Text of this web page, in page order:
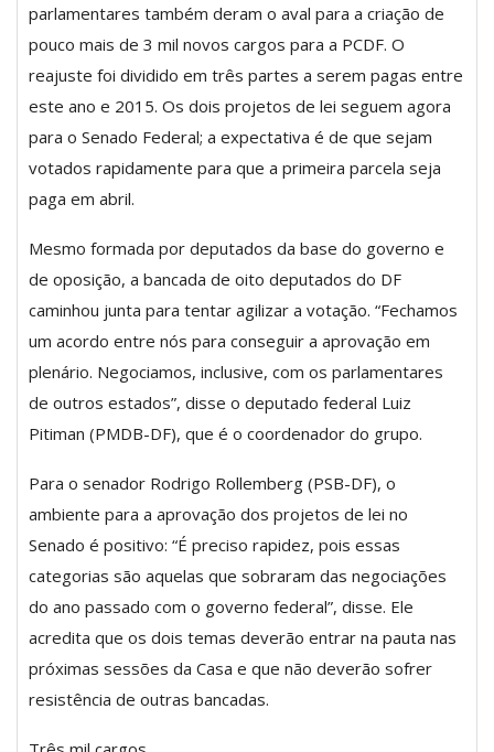
parlamentares também deram o aval para a criação de
pouco mais de 3 mil novos cargos para a PCDF. O
reajuste foi dividido em três partes a serem pagas entre
este ano e 2015. Os dois projetos de lei seguem agora
para o Senado Federal; a expectativa é de que sejam
votados rapidamente para que a primeira parcela seja
paga em abril.
Mesmo formada por deputados da base do governo e
de oposição, a bancada de oito deputados do DF
caminhou junta para tentar agilizar a votação. “Fechamos
um acordo entre nós para conseguir a aprovação em
plenário. Negociamos, inclusive, com os parlamentares
de outros estados”, disse o deputado federal Luiz
Pitiman (PMDB-DF), que é o coordenador do grupo.
Para o senador Rodrigo Rollemberg (PSB-DF), o
ambiente para a aprovação dos projetos de lei no
Senado é positivo: “É preciso rapidez, pois essas
categorias são aquelas que sobraram das negociações
do ano passado com o governo federal”, disse. Ele
acredita que os dois temas deverão entrar na pauta nas
próximas sessões da Casa e que não deverão sofrer
resistência de outras bancadas.